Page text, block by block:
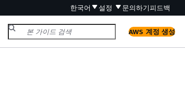
한국어 설정 문의하기피드백
AWS 계정 생성